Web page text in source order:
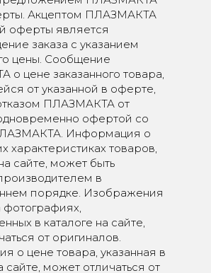
Акцептом ПЛАЗМАКТА
оферты является
заказа с указанием
цены. Сообщение
цене заказанного товара,
от указанной в оферте,
ПЛАЗМАКТА от
офертой со
Информация о
характеристиках товаров,
сайте, может быть
в
порядке. Изображения
фотографиях,
в каталоге на сайте,
от оригиналов.
о цене товара, указанная в
сайте, может отличаться от